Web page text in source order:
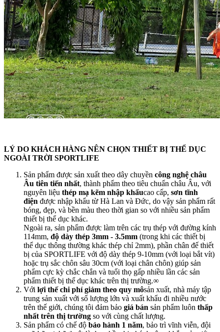
LÝ DO KHÁCH HÀNG NÊN CHỌN THIẾT BỊ THỂ DỤC
NGOÀI TRỜI SPORTLIFE
Sản phẩm được sản xuất theo dây chuyền công nghệ châu
Âu tiên tiến nhất, thành phẩm theo tiêu chuẩn châu Âu, với
nguyên liệu thép mạ kẽm nhập khẩucao cấp, sơn tĩnh
điện được nhập khẩu từ Hà Lan và Đức, do vậy sản phẩm rất
bóng, đẹp, và bền màu theo thời gian so với nhiều sản phẩm
thiết bị thể dục khác.
Ngoài ra, sản phẩm được làm trên các trụ thép với đường kính
114mm, độ dày thép 3mm - 3.5mm (trong khi các thiết bị
thể dục thông thường khác thép chỉ 2mm), phần chân đế thiết
bị của SPORTLIFE với độ dày thép 9-10mm (với loại bắt vít)
hoặc trụ sắc chôn sâu 30cm (với loại chân chôn) giúp sản
phẩm cực kỳ chắc chắn và tuổi thọ gấp nhiều lần các sản
phẩm thiết bị thể dục khác trên thị trường.∞
Với lợi thế chi phí giảm theo quy môsản xuất, nhà máy tập
trung sản xuất với số lượng lớn và xuất khẩu đi nhiều nước
trên thế giới, chúng tôi đảm bảo giá bán sản phẩm luôn thấp
nhất trên thị trường so với cùng chất lượng.
Sản phẩm có chế độ bảo hành 1 năm, bảo trì vĩnh viễn, đội